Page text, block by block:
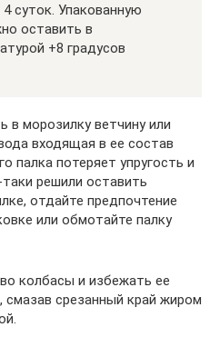
суток. Упакованную
оставить в
+8 градусов
в морозилку ветчину или
входящая в ее состав
палка потеряет упругость и
решили оставить
отдайте предпочтение
или обмотайте палку
колбасы и избежать ее
смазав срезанный край жиром